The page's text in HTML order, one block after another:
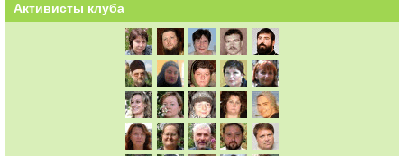
Активисты клуба